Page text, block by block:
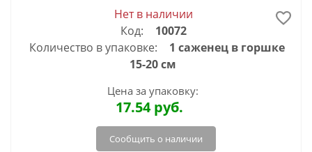
Нет в наличии
Код:
10072
Количество в упаковке:
1 саженец в горшке
15-20 см
Цена за упаковку:
17.54руб.
Сообщить о наличии